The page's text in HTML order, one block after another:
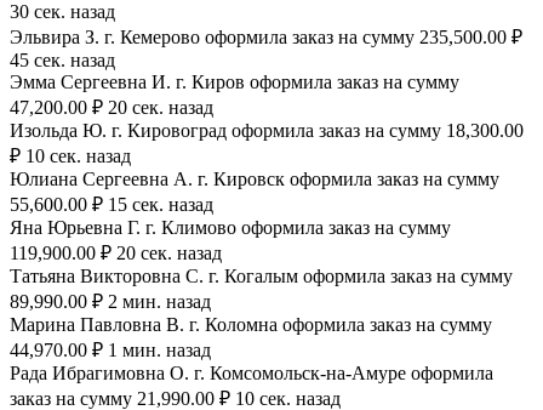
30 сек. назад
Эльвира З. г. Кемерово оформила заказ на сумму 235,500.00 ₽
45 сек. назад
Эмма Сергеевна И. г. Киров оформила заказ на сумму
47,200.00 ₽ 20 сек. назад
Изольда Ю. г. Кировоград оформила заказ на сумму 18,300.00
₽ 10 сек. назад
Юлиана Сергеевна А. г. Кировск оформила заказ на сумму
55,600.00 ₽ 15 сек. назад
Яна Юрьевна Г. г. Климово оформила заказ на сумму
119,900.00 ₽ 20 сек. назад
Татьяна Викторовна С. г. Когалым оформила заказ на сумму
89,990.00 ₽ 2 мин. назад
Марина Павловна В. г. Коломна оформила заказ на сумму
44,970.00 ₽ 1 мин. назад
Рада Ибрагимовна О. г. Комсомольск-на-Амуре оформила
заказ на сумму 21,990.00 ₽ 10 сек. назад